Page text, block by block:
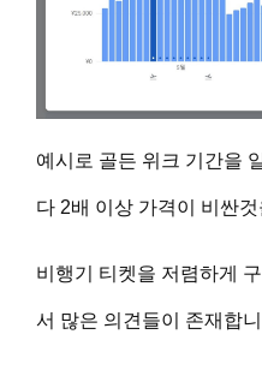
예시로 골든 위크 기간을
다 2배 이상 가격이 비싼
비행기 티켓을 저렴하게
서 많은 의견들이 존재합